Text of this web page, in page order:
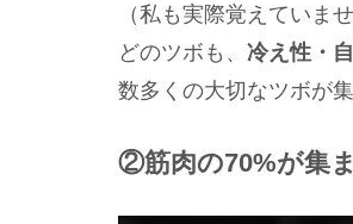
（私も実際覚えていま
どのツボも、 冷え性・
数多くの大切なツボが
②筋肉の70%が集